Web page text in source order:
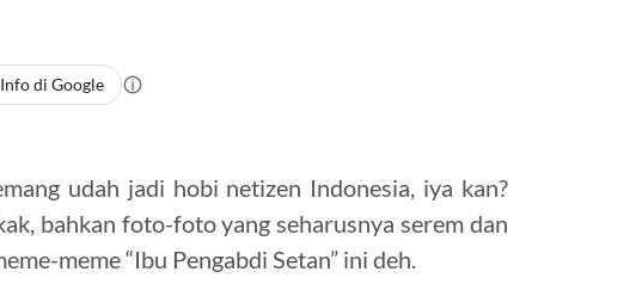
di Google
udah jadi hobi netizen Indonesia, iya kan?
bahkan foto-foto yang seharusnya serem dan
meme “Ibu Pengabdi Setan” ini deh.